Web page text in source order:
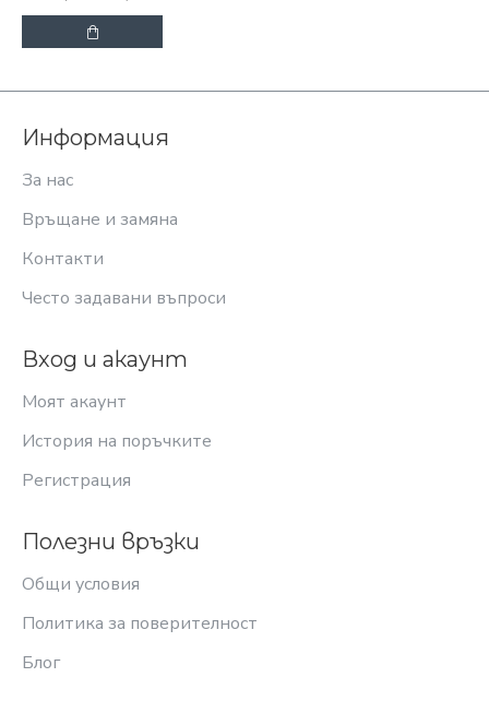
Информация
За нас
Връщане и замяна
Контакти
Често задавани въпроси
Вход и акаунт
Моят акаунт
История на поръчките
Регистрация
Полезни връзки
Общи условия
Политика за поверителност
Блог